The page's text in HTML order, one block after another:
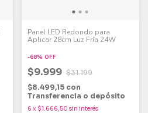
Panel LED Redondo para
Aplicar 28cm Luz Fría 24W
-68% OFF
$9.999 $31.199
$8.499,15 con
Transferencia o depósito
6 x $1.666,50 sin interés